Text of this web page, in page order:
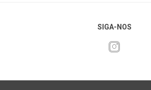
SIGA-NOS